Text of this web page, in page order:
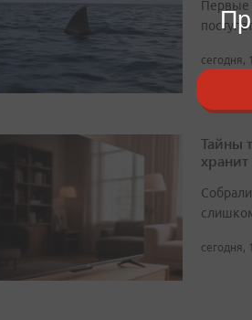
Первые
сегодня,
Тайны
сегодня,